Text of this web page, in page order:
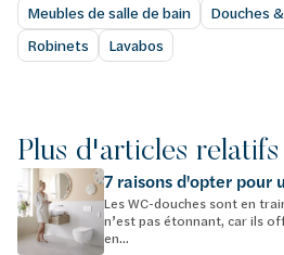
Meubles de salle de bain Douches
Robinets
Lavabos
Plus d'articles relatifs
7 raisons d'opter pour
Les WC-douches sont en
n’est pas étonnant, car ils
en...